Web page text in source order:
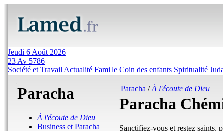
Jeudi 6 Août 2026
23 Av 5786
Société et Travail Actualité Famille Coin des enfants Spiritualité
Paracha
À l'écoute de Dieu
Business et Paracha
Paracha /À l'écoute de Dieu
Paracha
Sanctifiez-vous et restez saints,